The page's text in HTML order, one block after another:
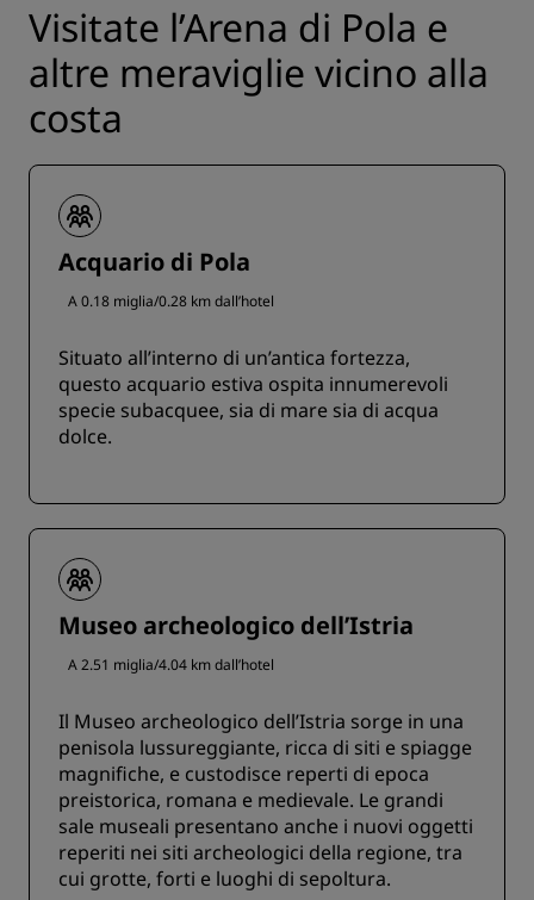
Visitate l’Arena di Pola e
altre meraviglie vicino alla
costa
Acquario di Pola
A 0.18 miglia/0.28 km dall’hotel
Situato all’interno di un’antica fortezza,
questo acquario estiva ospita innumerevoli
specie subacquee, sia di mare sia di acqua
dolce.
Museo archeologico dell’Istria
A 2.51 miglia/4.04 km dall’hotel
Il Museo archeologico dell’Istria sorge in una
penisola lussureggiante, ricca di siti e spiagge
magnifiche, e custodisce reperti di epoca
preistorica, romana e medievale. Le grandi
sale museali presentano anche i nuovi oggetti
reperiti nei siti archeologici della regione, tra
cui grotte, forti e luoghi di sepoltura.